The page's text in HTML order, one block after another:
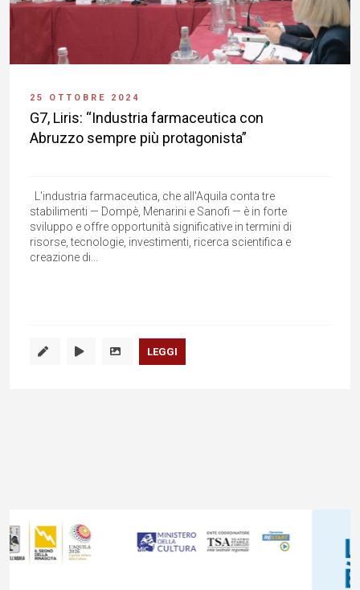
25 OTTOBRE 2024
G7, Liris: “Industria farmaceutica con
Abruzzo sempre più protagonista”
L'industria farmaceutica, che all'Aquila conta tre
stabilimenti — Dompè, Menarini e Sanofi — è in forte
sviluppo e offre opportunità significative in termini di
risorse, tecnologie, investimenti, ricerca scientifica e
creazione di...
LEGGI